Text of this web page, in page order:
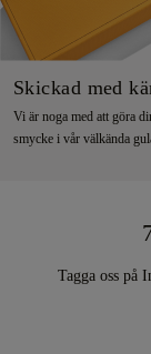
Skickad med
Vi är noga med att göra
smycke i vår välkända
Tagga oss på